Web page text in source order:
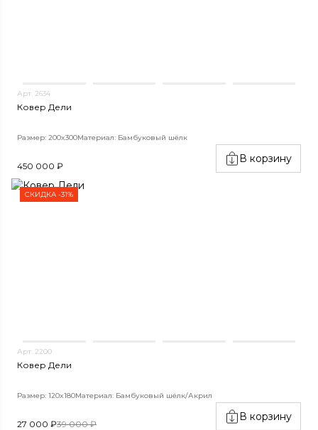
Арт. 2634
Ковер Дели
Размер: 200x300Материал: Бамбуковый шёлк
450 000 ₽
В корзину
СКИДКА -31%
Арт. 2200
Ковер Дели
Размер: 120x180Материал: Бамбуковый шёлк/Акрил
27 000 ₽39 000 ₽
В корзину